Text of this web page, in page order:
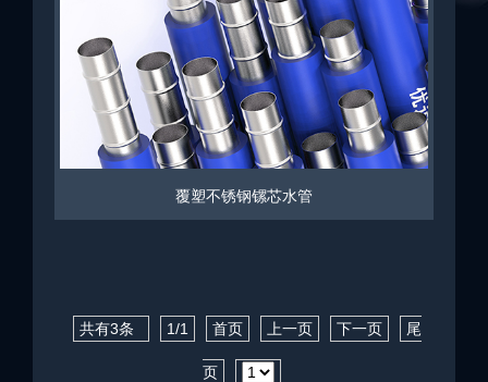
覆塑不锈钢镙芯水管
共有3条 1/1 首页 上一页 下一页 尾
页